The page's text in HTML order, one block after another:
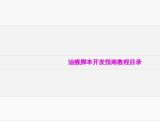
油猴脚本开发指南教程目录